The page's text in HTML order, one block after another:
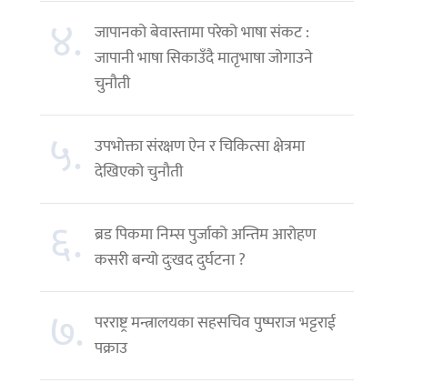
४. जापानको बेवास्तामा परेको भाषा संकट :
जापानी भाषा सिकाउँदै मातृभाषा जोगाउने
चुनौती
५. उपभोक्ता संरक्षण ऐन र चिकित्सा क्षेत्रमा
देखिएको चुनौती
६. ब्रड पिकमा निम्स पुर्जाको अन्तिम आरोहण
कसरी बन्यो दुःखद दुर्घटना ?
७. परराष्ट्र मन्त्रालयका सहसचिव पुष्पराज भट्टराई
पक्राउ